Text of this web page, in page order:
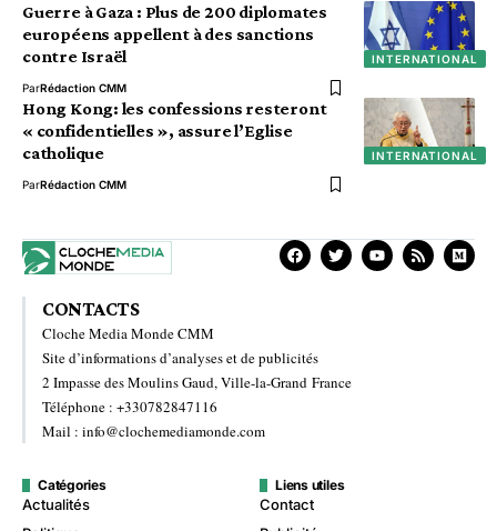
INTERNATIONAL
Guerre à Gaza : Plus de 200 diplomates
européens appellent à des sanctions
contre Israël
ParRédaction CMM
INTERNATIONAL
Hong Kong: les confessions resteront
« confidentielles », assure l’Eglise
catholique
ParRédaction CMM
CONTACTS
Cloche Media Monde CMM
Site d’informations d’analyses et de publicités
2 Impasse des Moulins Gaud, Ville-la-Grand France
Téléphone : +330782847116
Mail : info@clochemediamonde.com
Catégories
Actualités
Liens utiles
Contact